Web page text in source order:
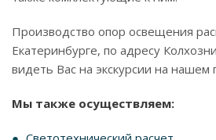
Производство опор освещения
Екатеринбурге, по адресу
видеть Вас на экскурсии на нашем
Мы также осуществляем: